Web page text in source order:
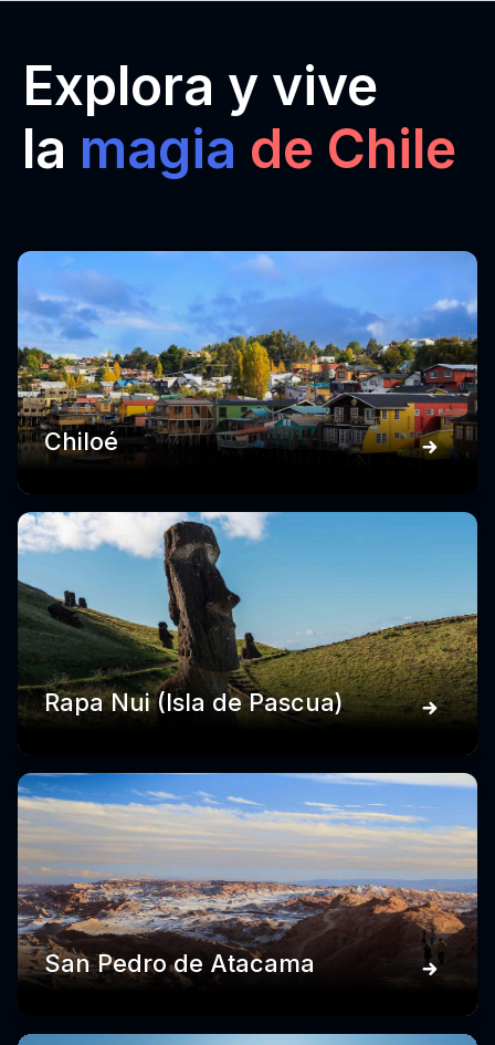
Explora y vive
la magia de Chile
Chiloé
Rapa Nui (Isla de Pascua)
San Pedro de Atacama